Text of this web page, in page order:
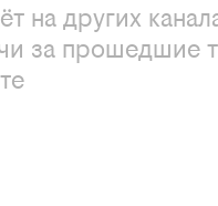
на других
за прошедшие